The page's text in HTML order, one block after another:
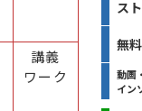
講義
ワーク
ス
無
動画
イン